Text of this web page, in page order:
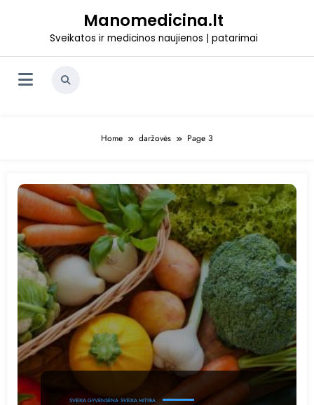
Manomedicina.lt
Sveikatos ir medicinos naujienos | patarimai
Home daržovės Page 3
SVEIKA GYVENSENA SVEIKA MITYBA